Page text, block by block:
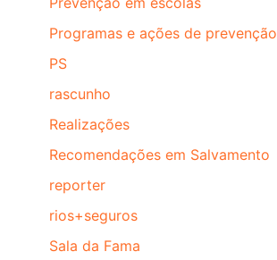
Programas e ações de prevenção
PS
rascunho
Realizações
Recomendações em Salvamento
reporter
rios+seguros
Sala da Fama